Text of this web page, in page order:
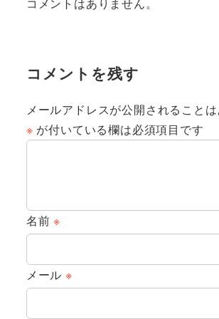
コメントを残す
メールアドレスが公開されることは
※ が付いている欄は必須項目です
名前※
メール ※